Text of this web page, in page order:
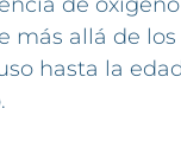
más allá de los
hasta la